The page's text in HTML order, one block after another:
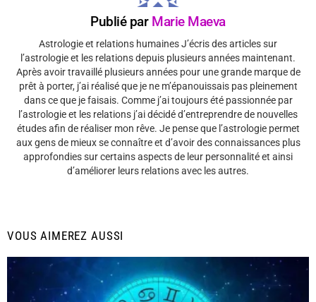
Publié par Marie Maeva
Astrologie et relations humaines J’écris des articles sur
l’astrologie et les relations depuis plusieurs années maintenant.
Après avoir travaillé plusieurs années pour une grande marque de
prêt à porter, j’ai réalisé que je ne m’épanouissais pas pleinement
dans ce que je faisais. Comme j’ai toujours été passionnée par
l’astrologie et les relations j’ai décidé d’entreprendre de nouvelles
études afin de réaliser mon rêve. Je pense que l’astrologie permet
aux gens de mieux se connaître et d’avoir des connaissances plus
approfondies sur certains aspects de leur personnalité et ainsi
d’améliorer leurs relations avec les autres.
VOUS AIMEREZ AUSSI